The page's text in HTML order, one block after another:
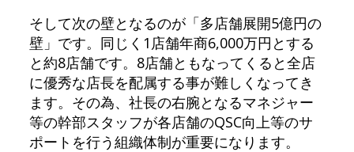
そして次の壁となるのが「多店舗展開5億円の
壁」です。同じく1店舗年商6,000万円とする
と約8店舗です。8店舗ともなってくると全店
に優秀な店長を配属する事が難しくなってき
ます。その為、社長の右腕となるマネジャー
等の幹部スタッフが各店舗のQSC向上等のサ
ポートを行う組織体制が重要になります。